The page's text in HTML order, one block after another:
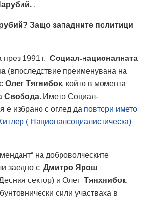
.
Защо западните политици
1991 г. Социал-националната
(впоследствие преименувана на
Олег Тягнибок, който в момента
Свобода. Името Социал-
е избрано с оглед да повтори името
( Националсоциалистическа)
на доброволческите
заедно с Дмитро Ярош
сектор) и Олег Тянхнибок.
сили участваха в